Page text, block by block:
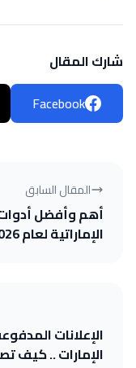
شارك المقال
Facebook
المقال السابق
أهم وأفضل
الإماراتية لعام 2026
الإمارات .. كيف